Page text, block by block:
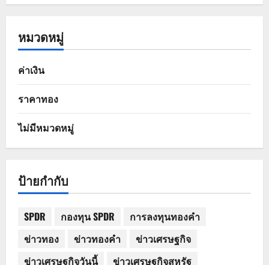
หมวดหมู่
ค่าเงิน
ราคาทอง
ไม่มีหมวดหมู่
ป้ายกำกับ
SPDR กองทุน SPDR
การลงทุนทองคำ
ข่าวทอง
ข่าวทองคำ
ข่าวเศรษฐกิจ
ข่าวเศรษฐกิจวันนี้
ข่าวเศรษฐกิจสหรัฐ